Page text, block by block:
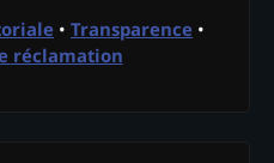
• Transparence •
réclamation